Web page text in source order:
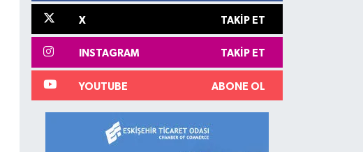
X TAKIP ET
INSTAGRAM TAKIP ET
YOUTUBE ABONE OL